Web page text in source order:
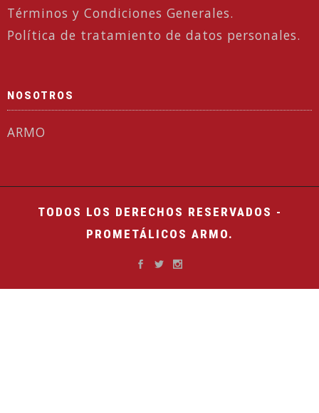
Términos y Condiciones Generales.
Política de tratamiento de datos personales.
NOSOTROS
ARMO
TODOS LOS DERECHOS RESERVADOS -
PROMETÁLICOS ARMO.